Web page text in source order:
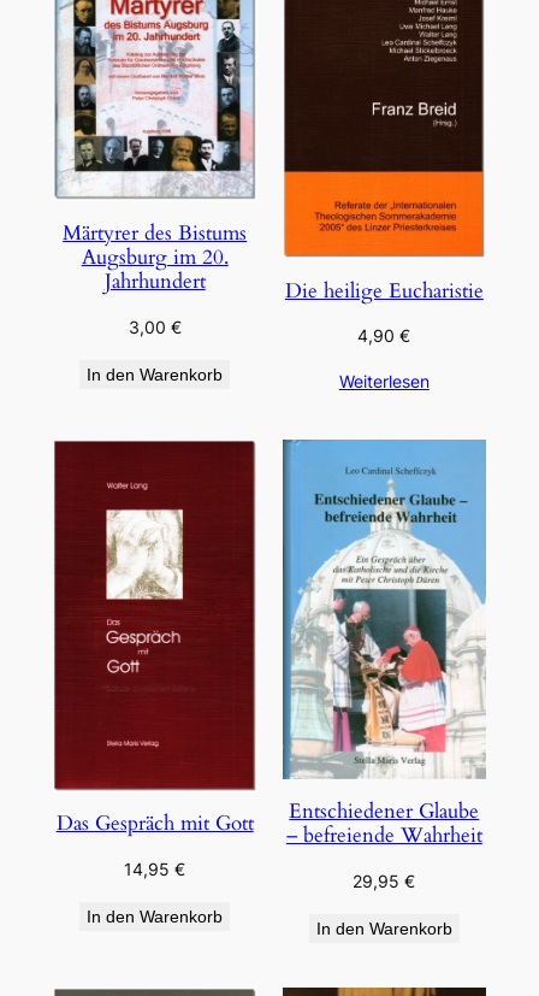
Märtyrer des Bistums
Augsburg im 20.
Jahrhundert
3,00 €
In den Warenkorb
Die heilige Eucharistie
4,90€
Weiterlesen
Das Gespräch mit Gott
14,95€
In den Warenkorb
Entschiedener Glaube
– befreiende Wahrheit
29,95€
In den Warenkorb